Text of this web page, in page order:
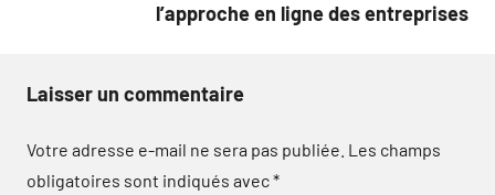
l’approche en ligne des entreprises
Laisser un commentaire
Votre adresse e-mail ne sera pas publiée. Les champs
obligatoires sont indiqués avec*